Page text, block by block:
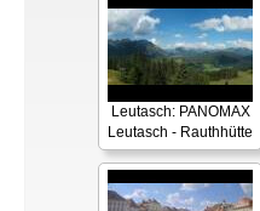
Leutasch: PANOMAX
Leutasch - Rauthhütte